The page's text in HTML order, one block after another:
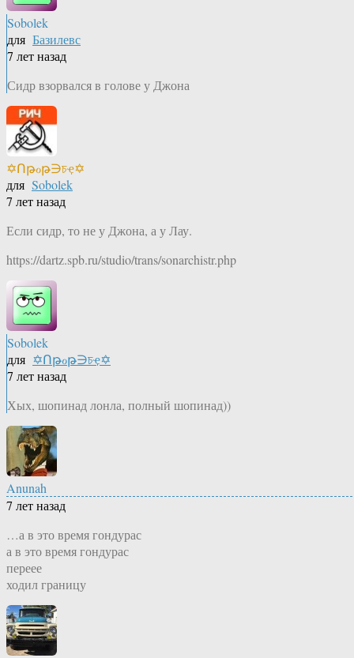
Sobolek
для Базилевс
7 лет назад
Сидр взорвался в голове у Джона
✡Ոթℴթ∋চҿ✡
для Sobolek
7 лет назад
Если сидр, то не у Джона, а у Лау.
https://dartz.spb.ru/studio/trans/sonarchistr.php
Sobolek
для ✡Ոթℴթ∋চҿ✡
7 лет назад
Хых, шопинад лонла, полный шопинад))
Anunah
7 лет назад
…а в это время гондурас
а в это время гондурас
переее
ходил границу